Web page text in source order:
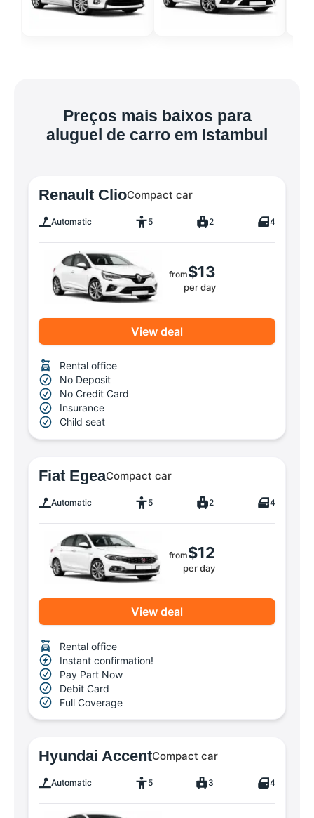
Preços mais baixos para
aluguel de carro em Istambul
Renault ClioCompact car
Automatic 5 2 4
from$13
per day
View deal
Rental office
No Deposit
No Credit Card
Insurance
Child seat
Fiat EgeaCompact car
Automatic 5 2 4
from$12
per day
View deal
Rental office
Instant confirmation!
Pay Part Now
Debit Card
Full Coverage
Hyundai AccentCompact car
Automatic 5 3 4